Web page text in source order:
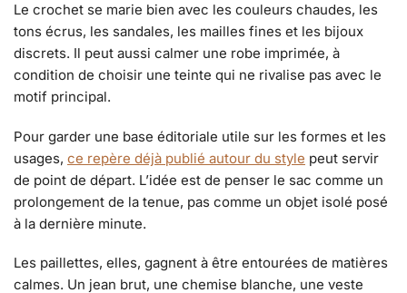
Le crochet se marie bien avec les couleurs chaudes, les
tons écrus, les sandales, les mailles fines et les bijoux
discrets. Il peut aussi calmer une robe imprimée, à
condition de choisir une teinte qui ne rivalise pas avec le
motif principal.
Pour garder une base éditoriale utile sur les formes et les
usages, ce repère déjà publié autour du style peut servir
de point de départ. L’idée est de penser le sac comme un
prolongement de la tenue, pas comme un objet isolé posé
à la dernière minute.
Les paillettes, elles, gagnent à être entourées de matières
calmes. Un jean brut, une chemise blanche, une veste